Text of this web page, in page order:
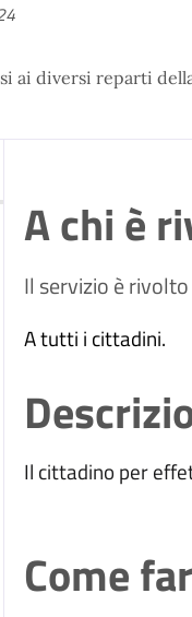
ai diversi reparti
A chi è
Il servizio è rivolto
A tutti i cittadini.
Il cittadino per
Come